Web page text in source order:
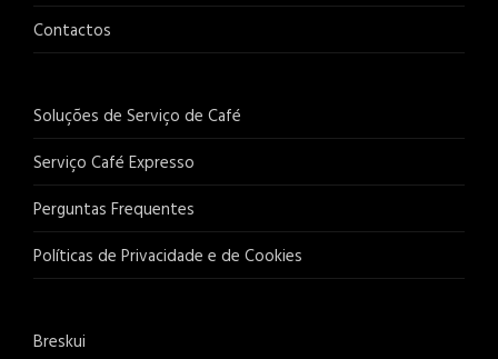
Contactos
Soluções de Serviço de Café
Serviço Café Expresso
Perguntas Frequentes
Políticas de Privacidade e de Cookies
Breskui